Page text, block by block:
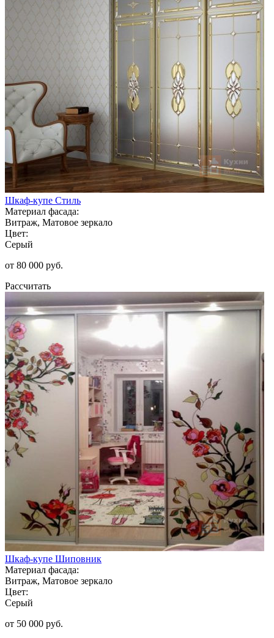
Шкаф-купе Стиль
Материал фасада:
Витраж, Матовое зеркало
Цвет:
Серый
от 80 000 руб.
Рассчитать
Шкаф-купе Шиповник
Материал фасада:
Витраж, Матовое зеркало
Цвет:
Серый
от 50 000 руб.